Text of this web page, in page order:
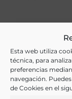
Esta web utiliza
técnica, para
preferencias
navegación.
de Cookies en el
Ver más libros
Agricultura
Ver más libros